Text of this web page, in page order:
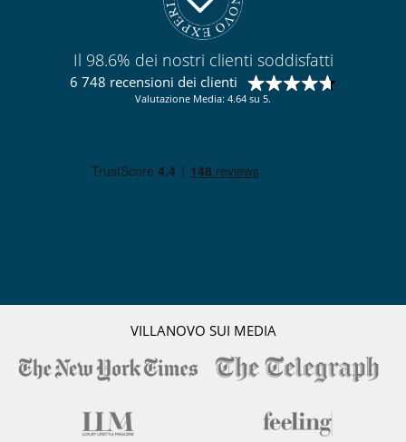
Il 98.6% dei nostri clienti soddisfatti
6 748 recensioni dei clienti
Valutazione Media: 4.64 su 5.
VILLANOVO SUI MEDIA